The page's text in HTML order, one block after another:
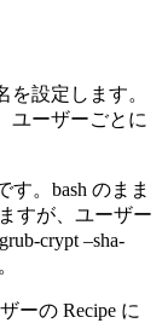
を設定します。
ユーザーごとに
す。bash のまま
すが、ユーザー
crypt –sha-
ーの Recipe に